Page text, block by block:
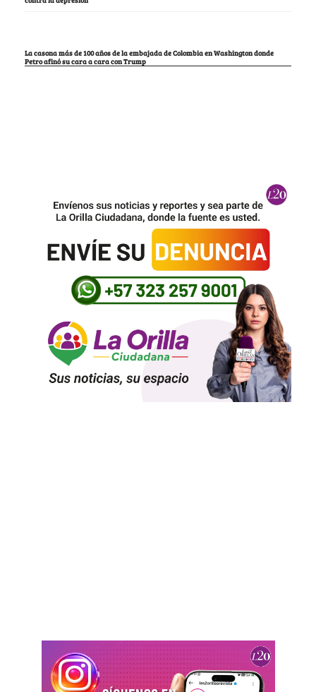
La casona más de 100 años de la embajada de Colombia en Washington donde
Petro afinó su cara a cara con Trump